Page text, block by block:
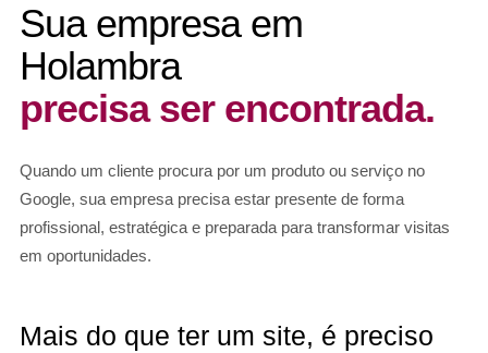
Sua empresa em
Holambra
precisa ser encontrada.
Quando um cliente procura por um produto ou serviço no
Google, sua empresa precisa estar presente de forma
profissional, estratégica e preparada para transformar visitas
em oportunidades.
Mais do que ter um site, é preciso